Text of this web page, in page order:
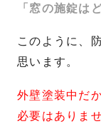
「窓の施錠は
このように、
思います。
外壁塗装中だ
必要はありませ